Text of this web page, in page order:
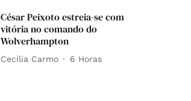
César Peixoto estreia-se com
vitória no comando do
Wolverhampton
Cecília Carmo 6 Horas